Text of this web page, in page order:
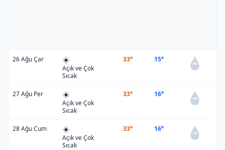
26 Ağu Çar ☀️
Açık ve Çok
Sıcak
33° 15°
0%
27 Ağu Per ☀️
Açık ve Çok
Sıcak
33° 16°
0%
28 Ağu Cum ☀️
Açık ve Çok
Sıcak
33° 16°
0%